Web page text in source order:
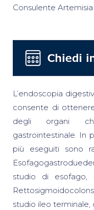
Consulente
L’endoscopia
consente di
degli organi
gastrointestinale. In
più eseguiti sono
studio di
studio ileo terminale,